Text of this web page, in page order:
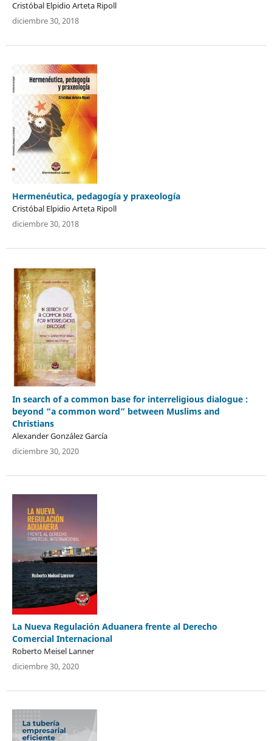
Cristóbal Elpidio Arteta Ripoll
diciembre 30, 2018
Hermenéutica, pedagogía y praxeología
Cristóbal Elpidio Arteta Ripoll
diciembre 30, 2018
In search of a common base for interreligious dialogue :
beyond “a common word” between Muslims and
Christians
Alexander González García
diciembre 30, 2020
La Nueva Regulación Aduanera frente al Derecho
Comercial Internacional
Roberto Meisel Lanner
diciembre 30, 2020